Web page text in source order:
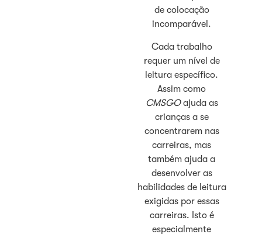
de colocação
incomparável.
Cada trabalho
requer um nível de
leitura específico.
Assim como
CMSGOajuda as
crianças a se
concentrarem nas
carreiras, mas
também ajuda a
desenvolver as
habilidades de leitura
exigidas por essas
carreiras. Isto é
especialmente